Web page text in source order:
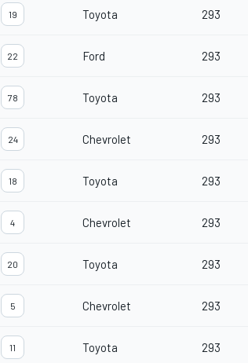
19 Toyota 293
22 Ford 293
78 Toyota 293
24 Chevrolet 293
18 Toyota 293
4 Chevrolet 293
20 Toyota 293
5 Chevrolet 293
11 Toyota 293